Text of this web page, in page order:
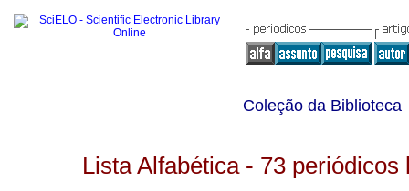
Coleção da Biblioteca
Lista Alfabética - 73 periódicos